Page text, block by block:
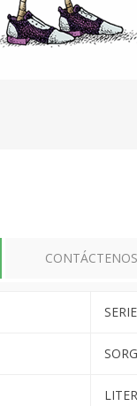
CONTÁCTENOS